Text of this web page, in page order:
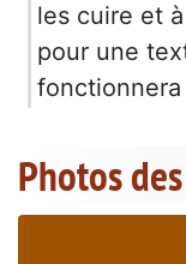
les cuire et
pour une
Photos